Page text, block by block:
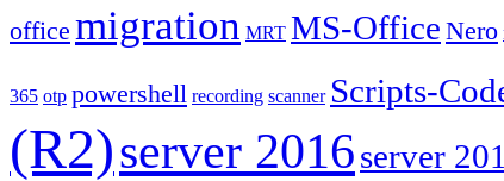
office migration MRT MS-Office Nero
365 otp powershell recording scanner Scripts-
(R2)server 2016server